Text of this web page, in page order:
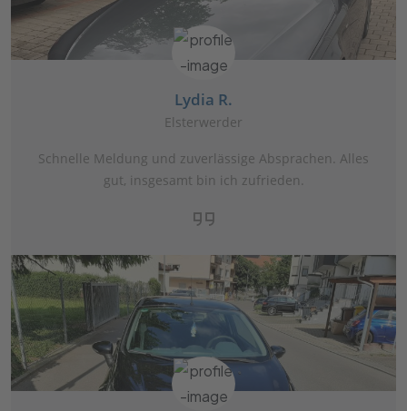
Lydia R.
Elsterwerder
Schnelle Meldung und zuverlässige Absprachen. Alles
gut, insgesamt bin ich zufrieden.